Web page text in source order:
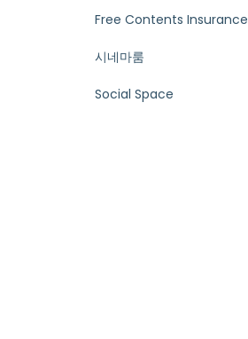
Free Contents Insurance
시네마룸
Social Space